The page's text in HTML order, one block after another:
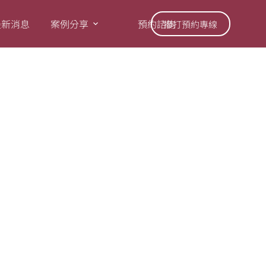
消息 案例分享 預約諮詢撥打預約專線